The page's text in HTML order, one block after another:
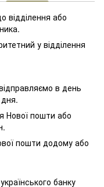
відділення або
у відділення
в день
Нової пошти або
пошти додому або
банку